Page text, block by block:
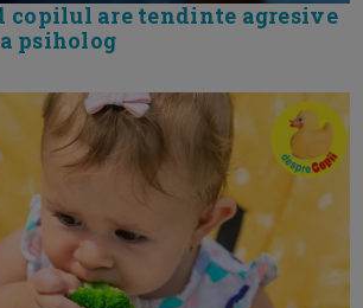
copilul are tendinte agresive
psiholog